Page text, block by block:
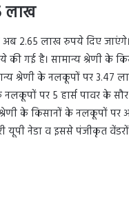
लाख
2.65 लाख रुपये दिए
की गई है। सामान्य श्रेणी के
श्रेणी के नलकूपों पर
पर 5 हार्स पावर के
के किसानों के नलकूपों पर
नेडा व इससे पंजीकृत